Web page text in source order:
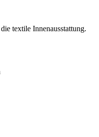
textile Innenausstattung.